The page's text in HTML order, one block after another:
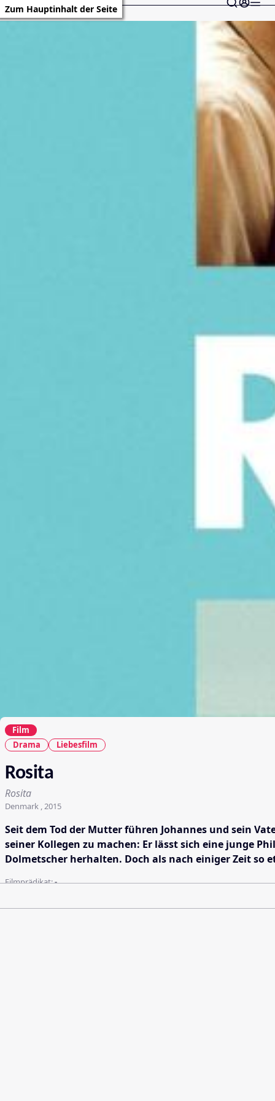
Zum Hauptinhalt der Seite
Film
Drama
Liebesfilm
Rosita
Rosita
Denmark , 2015
Seit dem Tod der Mutter führen Johannes und sein
seiner Kollegen zu machen: Er lässt sich eine junge
Dolmetscher herhalten. Doch als nach einiger Zeit
Filmprädikat:-